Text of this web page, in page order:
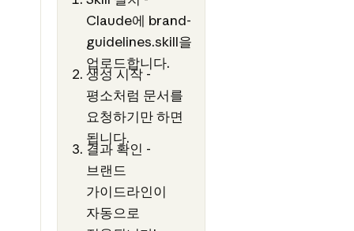
Claude에 brand-
guidelines.skill을
업로드합니다.
생성 시작 -
평소처럼 문서를
요청하기만 하면
됩니다.
결과 확인 -
브랜드
가이드라인이
자동으로